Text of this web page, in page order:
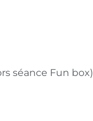
séance Fun box)